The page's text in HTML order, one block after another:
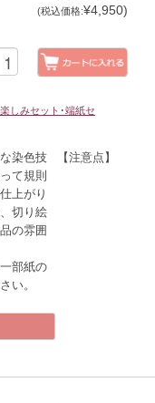
(税込価格:¥4,950)
しみセット･端紙セ
染色技
て規則
上がり
切り絵
の雰囲
【注意点】
部紙の
い。